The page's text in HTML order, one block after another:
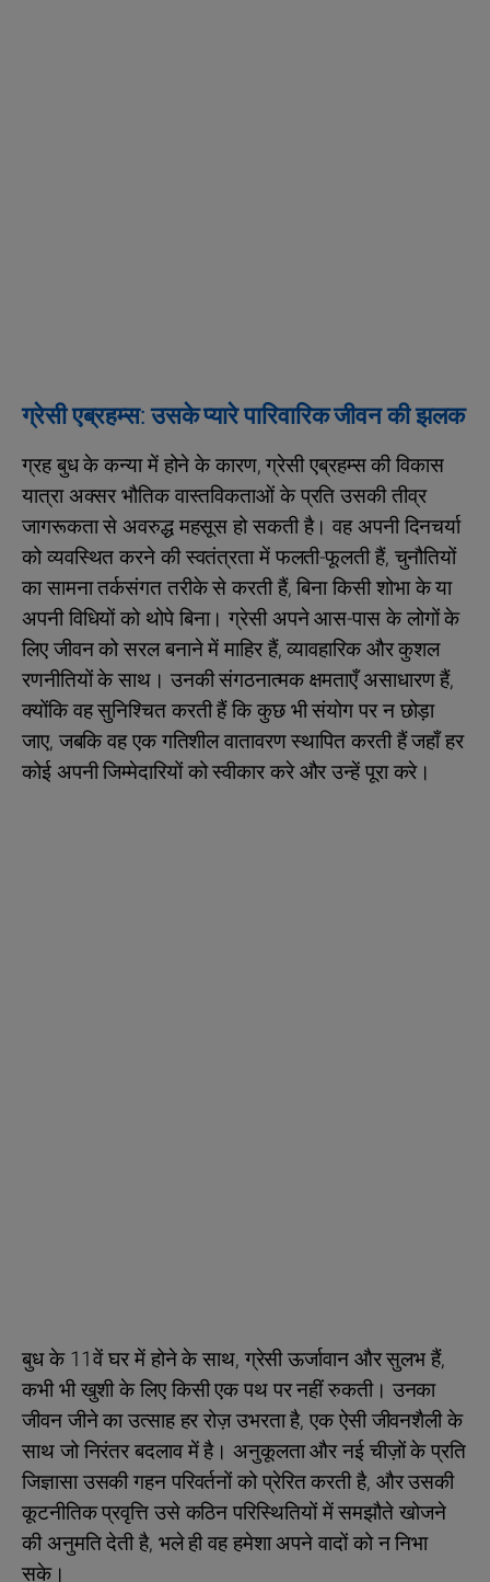
ग्रेसी एब्रहम्स: उसके प्यारे पारिवारिक जीवन की झलक
ग्रह बुध के कन्या में होने के कारण, ग्रेसी एब्रहम्स की विकास
यात्रा अक्सर भौतिक वास्तविकताओं के प्रति उसकी तीव्र
जागरूकता से अवरुद्ध महसूस हो सकती है। वह अपनी दिनचर्या
को व्यवस्थित करने की स्वतंत्रता में फलती-फूलती हैं, चुनौतियों
का सामना तर्कसंगत तरीके से करती हैं, बिना किसी शोभा के या
अपनी विधियों को थोपे बिना। ग्रेसी अपने आस-पास के लोगों के
लिए जीवन को सरल बनाने में माहिर हैं, व्यावहारिक और कुशल
रणनीतियों के साथ। उनकी संगठनात्मक क्षमताएँ असाधारण हैं,
क्योंकि वह सुनिश्चित करती हैं कि कुछ भी संयोग पर न छोड़ा
जाए, जबकि वह एक गतिशील वातावरण स्थापित करती हैं जहाँ हर
कोई अपनी जिम्मेदारियों को स्वीकार करे और उन्हें पूरा करे।
बुध के 11वें घर में होने के साथ, ग्रेसी ऊर्जावान और सुलभ हैं,
कभी भी खुशी के लिए किसी एक पथ पर नहीं रुकती। उनका
जीवन जीने का उत्साह हर रोज़ उभरता है, एक ऐसी जीवनशैली के
साथ जो निरंतर बदलाव में है। अनुकूलता और नई चीज़ों के प्रति
जिज्ञासा उसकी गहन परिवर्तनों को प्रेरित करती है, और उसकी
कूटनीतिक प्रवृत्ति उसे कठिन परिस्थितियों में समझौते खोजने
की अनुमति देती है, भले ही वह हमेशा अपने वादों को न निभा
सके।